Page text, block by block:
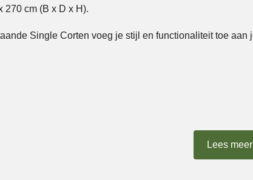
270 cm (B x D x H).
Single Corten voeg je stijl en functionaliteit toe aan
Lees meer